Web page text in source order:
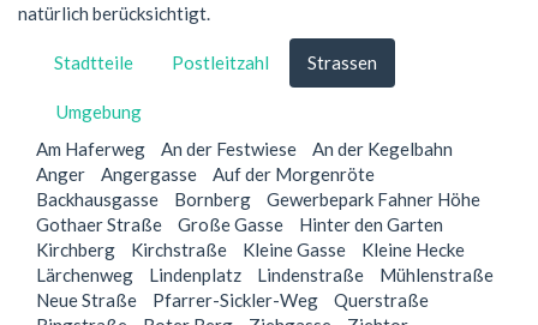
natürlich berücksichtigt.
Stadtteile Postleitzahl Strassen
Umgebung
Am Haferweg
An der Festwiese
An der Kegelbahn
Anger
Angergasse
Auf der Morgenröte
Backhausgasse
Bornberg
Gewerbepark Fahner Höhe
Gothaer Straße
Große Gasse
Hinter den Garten
Kirchberg
Kirchstraße Kleine Gasse
Kleine Hecke
Lärchenweg
Lindenplatz Lindenstraße
Mühlenstraße
Neue Straße
Pfarrer-Sickler-Weg
Querstraße